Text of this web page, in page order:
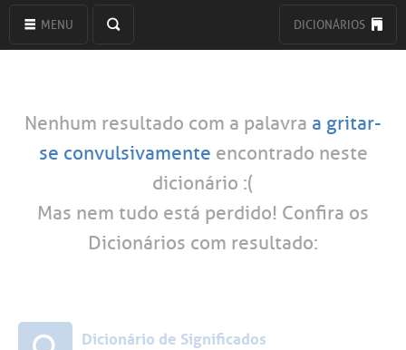
MENU DICIONÁRIOS
Nenhum resultado com a palavra a gritar-
se convulsivamente encontrado neste
dicionário :(
Mas nem tudo está perdido! Confira os
Dicionários com resultado:
Dicionário de Significados